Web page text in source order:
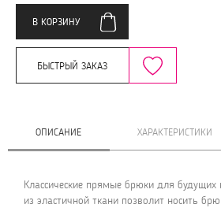
В КОРЗИНУ
БЫСТРЫЙ ЗАКАЗ
ОПИСАНИЕ ХАРАКТЕРИСТИКИ
Классические прямые брюки для
из эластичной ткани позволит носить